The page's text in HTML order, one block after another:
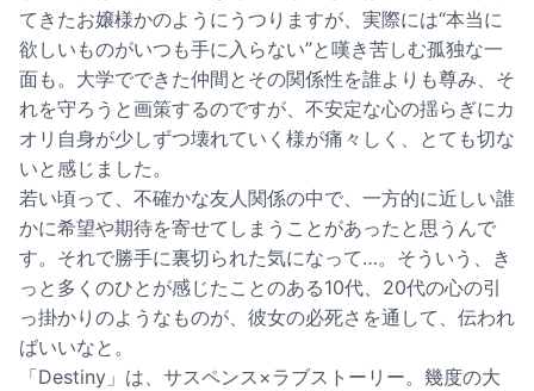
てきたお嬢様かのようにうつりますが、実際には“本当に
欲しいものがいつも手に入らない”と嘆き苦しむ孤独な一
面も。大学でできた仲間とその関係性を誰よりも尊み、そ
れを守ろうと画策するのですが、不安定な心の揺らぎにカ
オリ自身が少しずつ壊れていく様が痛々しく、とても切な
いと感じました。
若い頃って、不確かな友人関係の中で、一方的に近しい誰
かに希望や期待を寄せてしまうことがあったと思うんで
す。それで勝手に裏切られた気になって…。そういう、き
っと多くのひとが感じたことのある10代、20代の心の引
っ掛かりのようなものが、彼女の必死さを通して、伝われ
ばいいなと。
「Destiny」は、サスペンス×ラブストーリー。幾度の大